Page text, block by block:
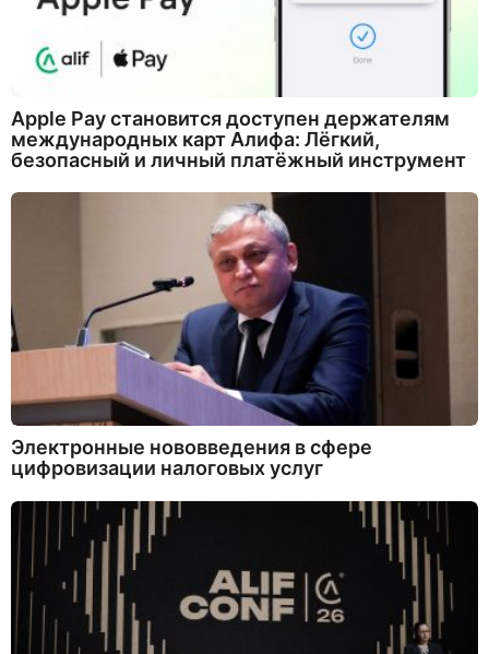
Apple Pay становится доступен держателям
международных карт Алифа: Лёгкий,
безопасный и личный платёжный инструмент
Электронные нововведения в сфере
цифровизации налоговых услуг